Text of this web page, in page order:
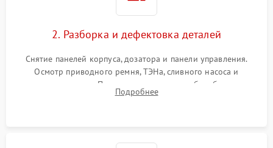
2. Разборка и дефектовка деталей
Снятие панелей корпуса, дозатора и панели управления.
Осмотр приводного ремня, ТЭНа, сливного насоса и
амортизаторов. Проверка подшипников барабана и
крестовины на износ, а манжеты люка на разрывы.
Подробнее